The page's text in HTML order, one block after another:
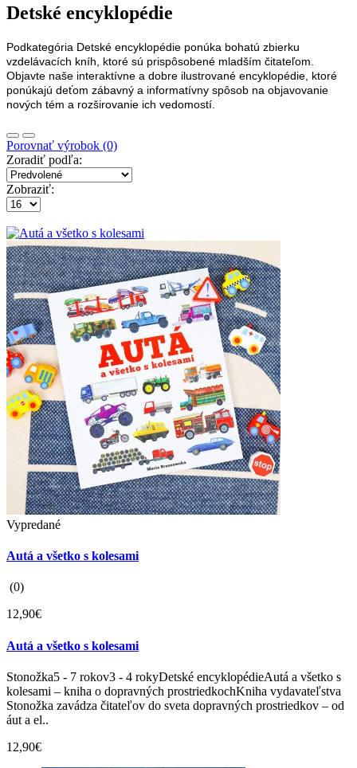
Detské encyklopédie
Podkategória Detské encyklopédie ponúka bohatú zbierku
vzdelávacích kníh, ktoré sú prispôsobené mladším čitateľom.
Objavte naše interaktívne a dobre ilustrované encyklopédie, ktoré
ponúkajú deťom zábavný a informatívny spôsob na objavovanie
nových tém a rozširovanie ich vedomostí.
Porovnať výrobok (0)
Zoradiť podľa:
Zobraziť:
Vypredané
Autá a všetko s kolesami
(0)
12,90€
Autá a všetko s kolesami
Stonožka5 - 7 rokov3 - 4 rokyDetské encyklopédieAutá a všetko s
kolesami – kniha o dopravných prostriedkochKniha vydavateľstva
Stonožka zavádza čitateľov do sveta dopravných prostriedkov – od
áut a el..
12,90€